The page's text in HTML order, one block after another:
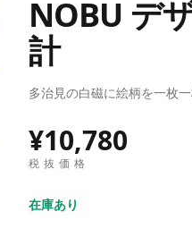
NOBU デ
計
多治見の白磁に絵柄を一枚
¥10,780
税抜価格
在庫あり